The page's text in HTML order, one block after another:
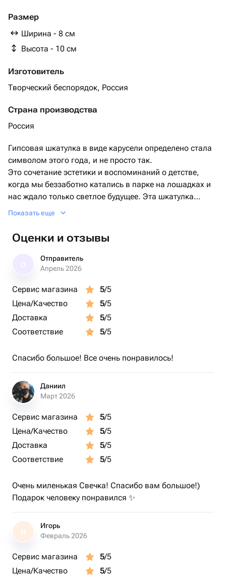
Размер
Ширина - 8 см
Высота - 10 см
Изготовитель
Творческий беспорядок, Россия
Страна производства
Россия
Гипсовая шкатулка в виде карусели определено стала
символом этого года, и не просто так.
Это сочетание эстетики и воспоминаний о детстве,
когда мы беззаботно катались в парке на лошадках и
нас ждало только светлое будущее. Эта шкатулка
станет прекрасным элементом декора, а так же
ценностей.
Показать еще
Оценки и отзывы
Отправитель
Апрель 2026
Сервис магазина 5/5
Цена/Качество
5/5
Доставка
5/5
Соответствие
5/5
Спасибо большое! Все очень понравилось!
Даниил
Март 2026
Сервис магазина 5/5
Цена/Качество
5/5
Доставка
5/5
Соответствие
5/5
Очень миленькая Свечка! Спасибо вам большое!)
Подарок человеку понравился ✨
И
Игорь
Февраль 2026
Сервис магазина 5/5
Цена/Качество
5/5